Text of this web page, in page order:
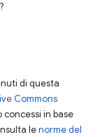
di questa
Commons
concessi in base
lenorme del